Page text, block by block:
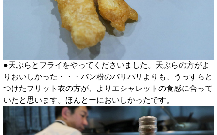
●天ぷらとフライをやってくださいました。天ぷらの方がよ
りおいしかった・・・パン粉のパリパリよりも、うっすらと
つけたフリット衣の方が、よりエシャレットの食感に合って
いたと思います。ほんとーにおいしかったです。